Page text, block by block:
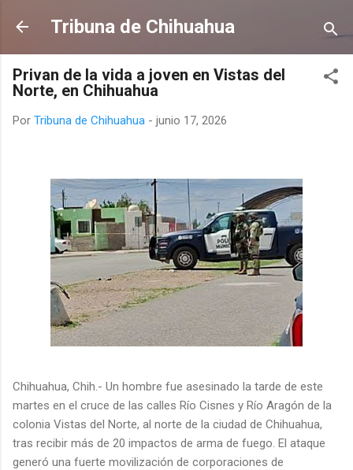
Ir al contenido principal
Tribuna de Chihuahua
Privan de la vida a joven en Vistas del
Norte, en Chihuahua
Por Tribuna de Chihuahua - junio 17, 2026
Chihuahua, Chih.- Un hombre fue asesinado la tarde de este
martes en el cruce de las calles Río Cisnes y Río Aragón de la
colonia Vistas del Norte, al norte de la ciudad de Chihuahua,
tras recibir más de 20 impactos de arma de fuego. El ataque
generó una fuerte movilización de corporaciones de